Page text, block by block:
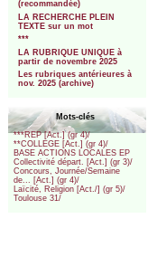
(recommandée)
LA RECHERCHE PLEIN
TEXTE sur un mot
***
LA RUBRIQUE UNIQUE à
partir de novembre 2025
Les rubriques antérieures à
nov. 2025 (archive)
Mots-clés
***REP [Act.] (gr 4)/
**COLLEGE [Act.] (gr 4)/
BASE ACTIONS LOCALES EP
Collectivité départ. [Act.] (gr 3)/
Concours, Journée/Semaine
de... [Act.] (gr 4)/
Laïcité, Religion [Act./] (gr 5)/
Toulouse 31/